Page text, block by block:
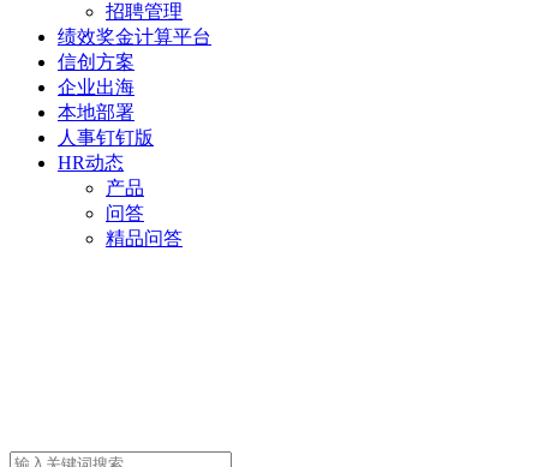
招聘管理
绩效奖金计算平台
信创方案
企业出海
本地部署
人事钉钉版
HR动态
产品
问答
精品问答